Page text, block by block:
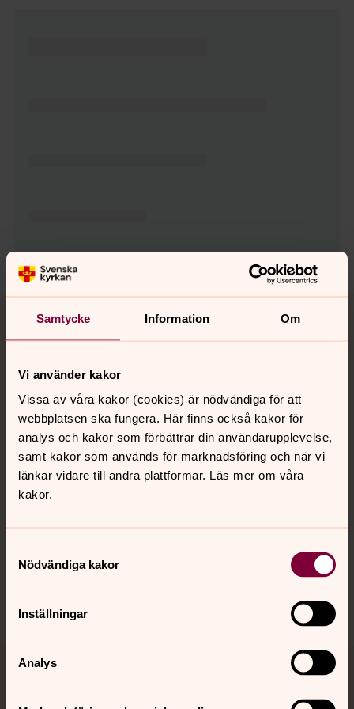
Samtycke Information Om
Vi använder kakor
Vissa av våra kakor (cookies) är nödvändiga för att
webbplatsen ska fungera. Här finns också kakor för
analys och kakor som förbättrar din användarupplevelse,
samt kakor som används för marknadsföring och när vi
länkar vidare till andra plattformar. Läs mer om våra
kakor.
Nödvändiga kakor
Inställningar
Analys
Tillbaka till toppen
Tillbaka till innehållet
Kontakt
Kalender
Hitta snabbt
Sociala kanaler